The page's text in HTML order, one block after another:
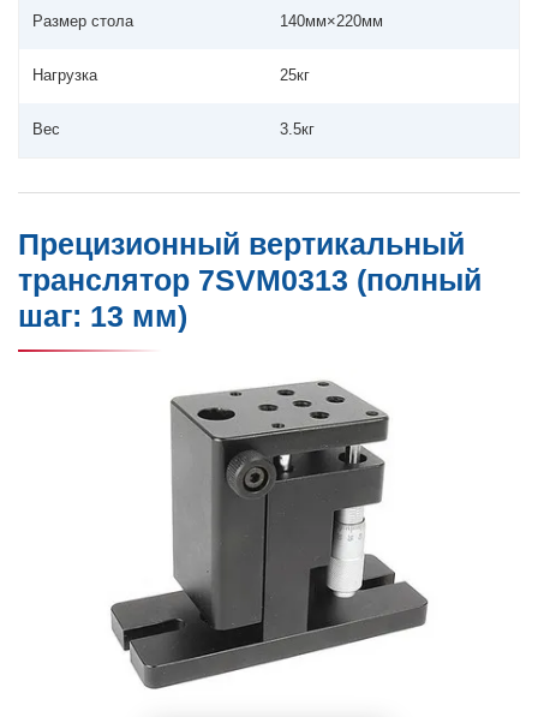
Размер стола 140мм×220мм
Нагрузка 25кг
Вес 3.5кг
Прецизионный вертикальный
транслятор 7SVM0313 (полный
шаг: 13 мм)